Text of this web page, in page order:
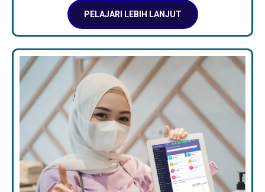
PELAJARI LEBIH LANJUT